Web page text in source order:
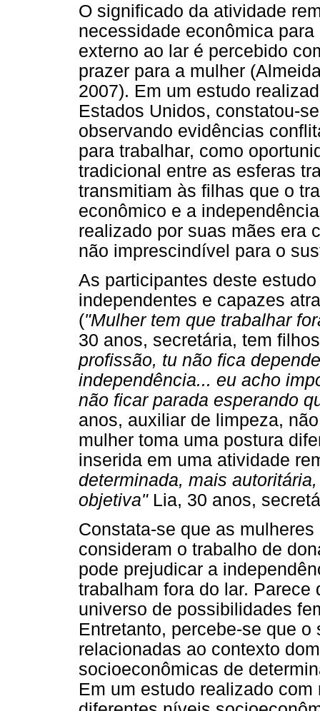
O significado da atividade
necessidade econômica
externo ao lar é percebido
prazer para a mulher
2007). Em um estudo
Estados Unidos, constatou-
observando evidências
para trabalhar, como
tradicional entre as esferas
transmitiam às filhas que o
econômico e a
realizado por suas mães era
não imprescindível para o
As participantes deste
independentes e capazes
("Mulher tem que trabalhar
30 anos, secretária, tem
profissão, tu não fica
independência... eu acho
não ficar parada esperando
anos, auxiliar de limpeza,
mulher toma uma postura
inserida em uma atividade
determinada, mais
objetiva"Lia, 30 anos,
Constata-se que as
consideram o trabalho de
pode prejudicar a
trabalham fora do lar.
universo de possibilidades
Entretanto, percebe-se que
relacionadas ao contexto
socioeconômicas de
Em um estudo realizado